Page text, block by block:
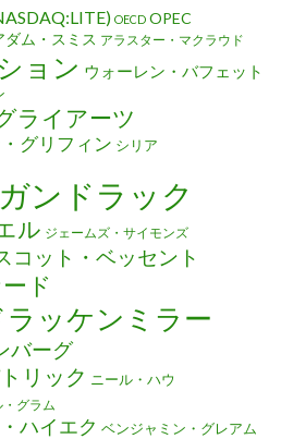
OECD OPEC
ダム・スミス アラスター・マクラウド
ョン ウォーレン・バフェット
ライアーツ
グリフィン シリア
ンドラック
ル ジェームズ・サイモンズ
コット・ベッセント
ド
ッケンミラー
バーグ
リック ニール・ハウ
・グラム
ハイエク ベンジャミン・グレアム